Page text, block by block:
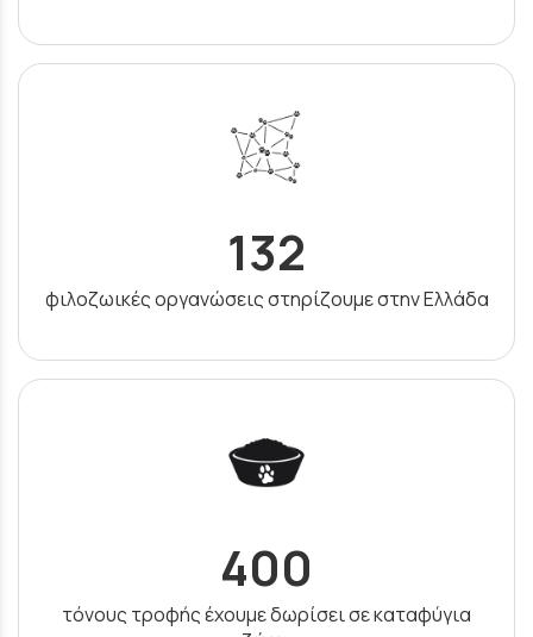
132
φιλοζωικές οργανώσεις στηρίζουμε στην Ελλάδα
400
τόνους τροφής έχουμε δωρίσει σε καταφύγια